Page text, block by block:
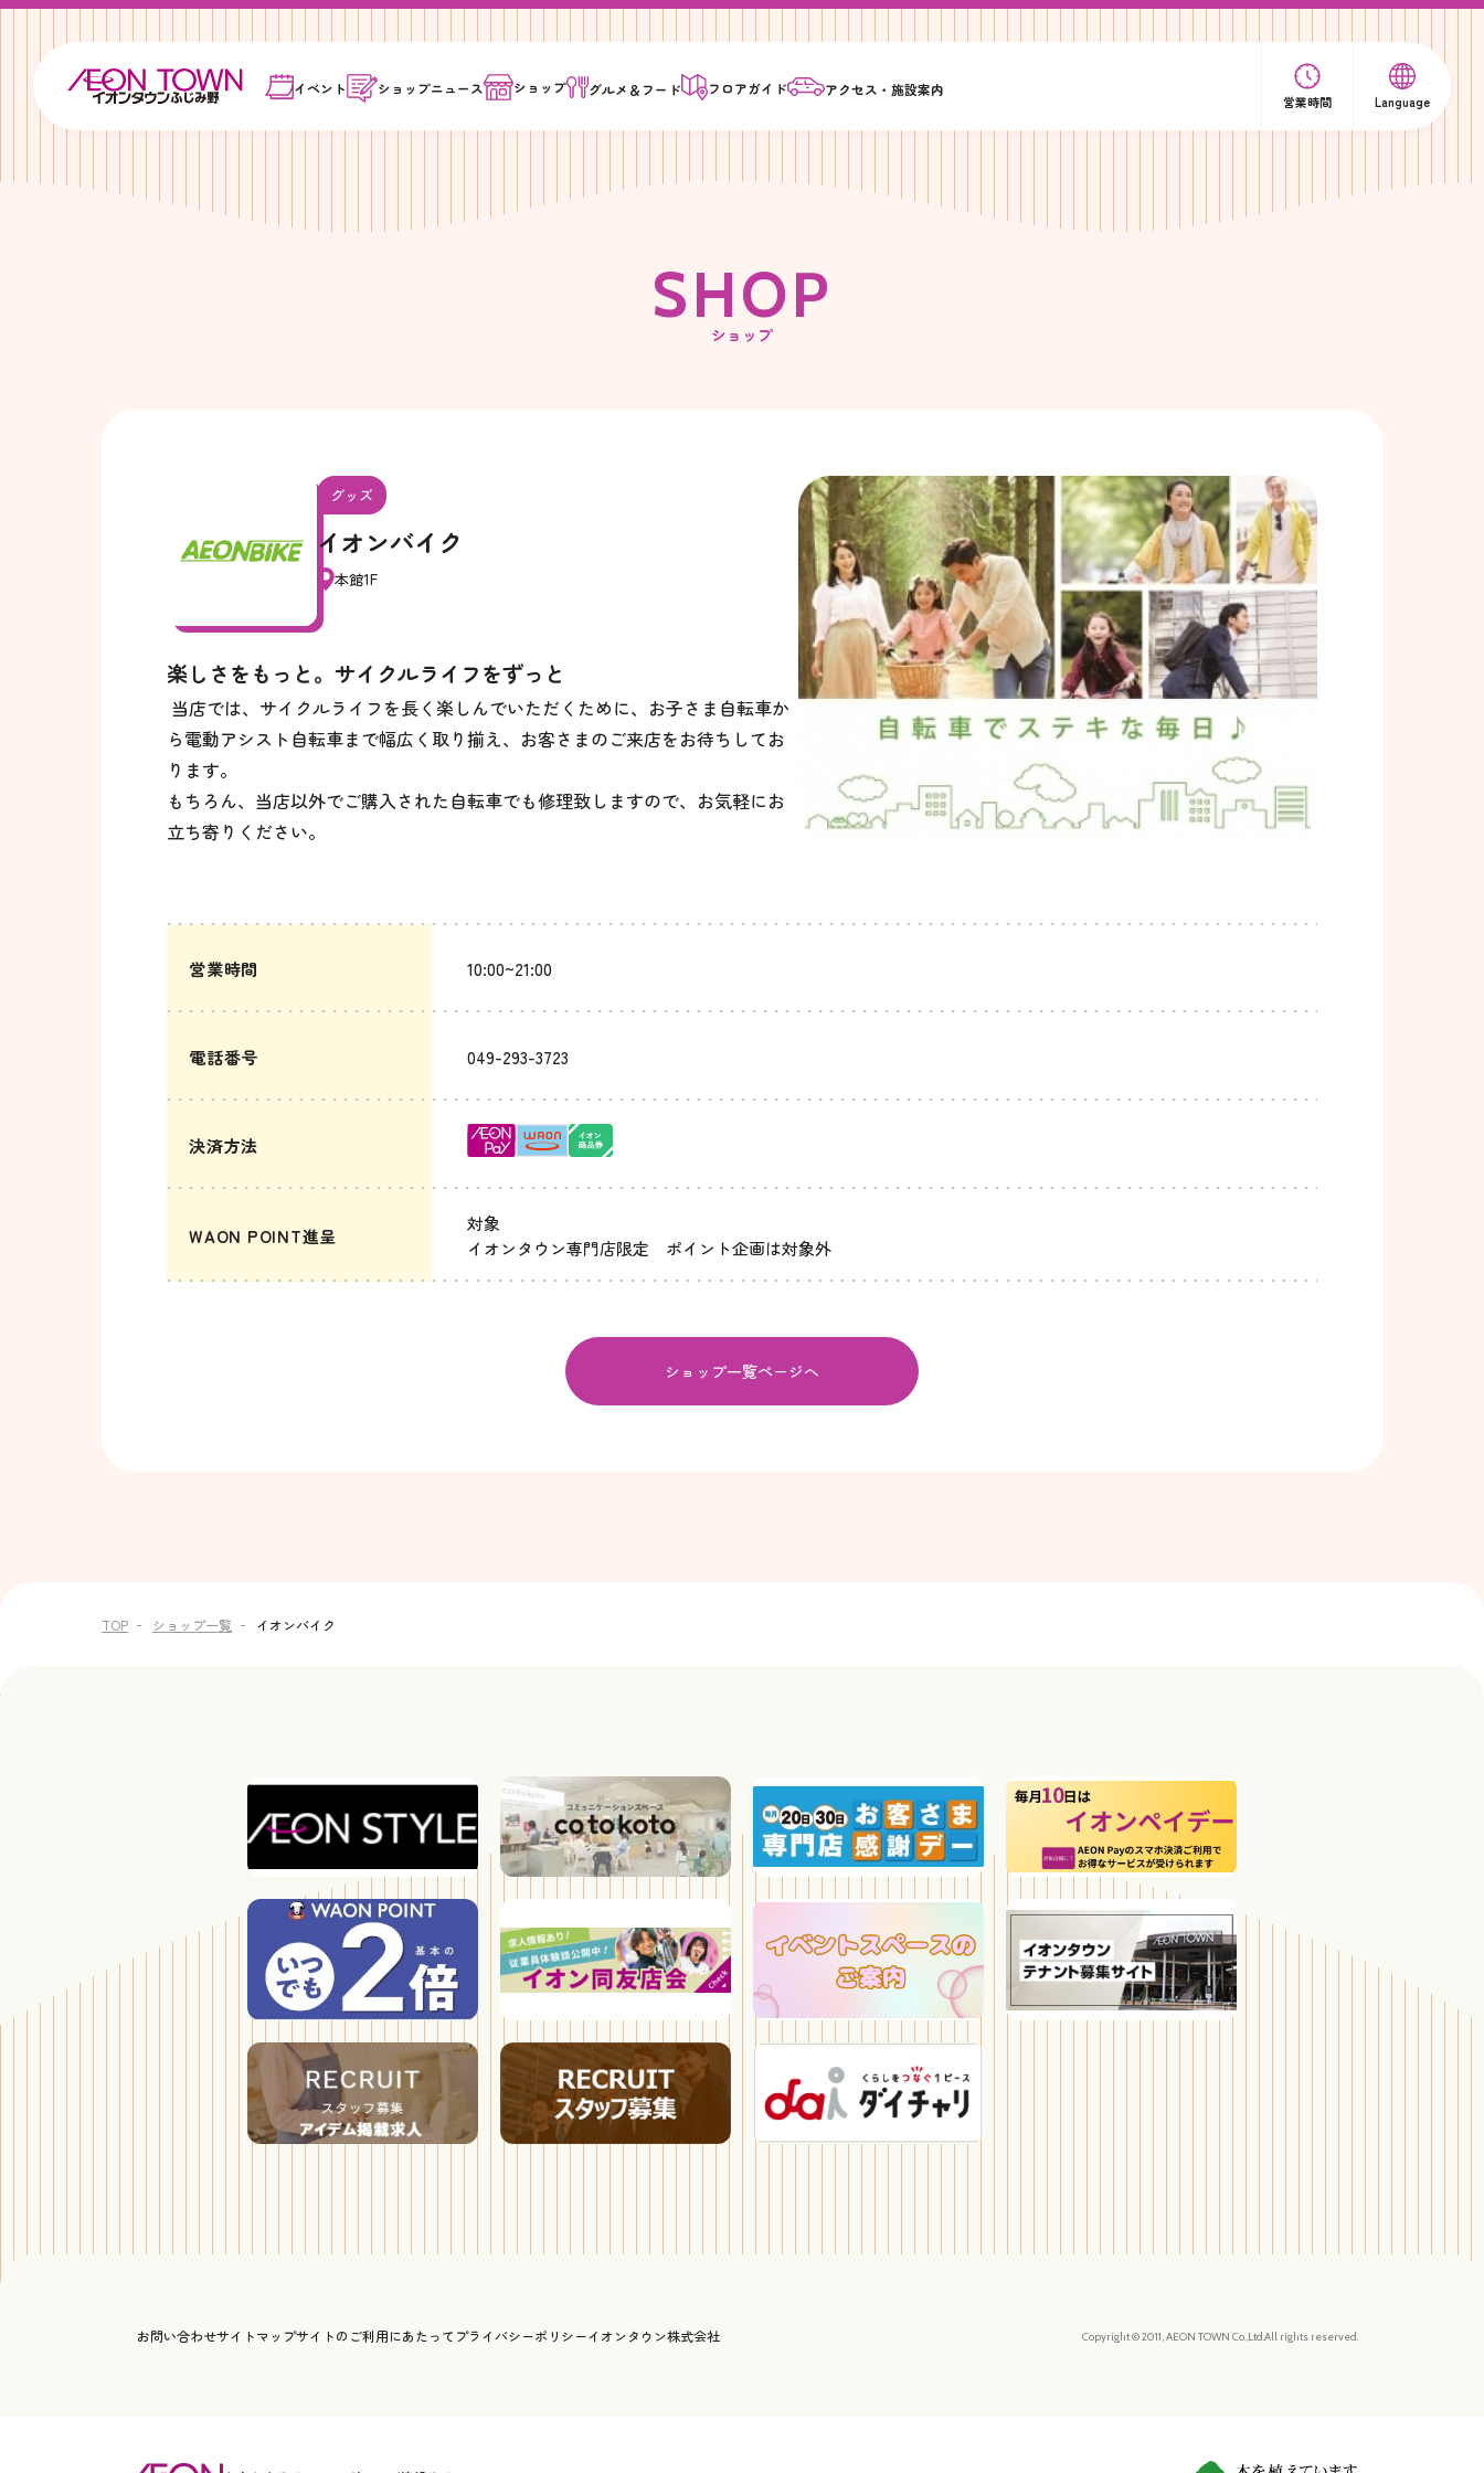
イベント ショップニュース ショップ グルメ＆ フード フロアガイド アクセス・施設案内
営業時間 Language
SHOP
ショップ
グッズ
イオンバイク
本館1F
楽しさをもっと。サイクルライフをずっと
当店では、サイクルライフを長く楽しんでいただくために、お子さま自転車か
ら電動アシスト自転車まで幅広く取り揃え、お客さまのご来店をお待ちしてお
ります。
もちろん、当店以外でご購入された自転車でも修理致しますので、お気軽にお
立ち寄りください。
営業時間 10:00~21:00
電話番号 049-293-3723
決済方法
WAON POINT進呈
対象
イオンタウン専門店限定 ポイント企画は対象外
ショップ一覧ページへ
TOP ショップ一覧 イオンバイク
お問い合わせサイトマップサイトのご利用にあたって プライバシーポリシーイオンタウン株式会社 Copyright © 2011, AEON TOWN Co.,Ltd.All rights reserved.